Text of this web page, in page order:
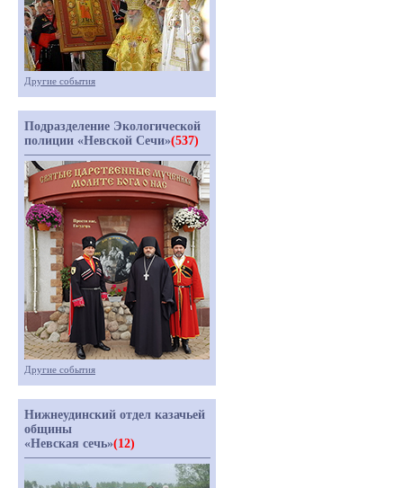
Другие события
Подразделение Экологической
полиции «Невской Сечи»(537)
Другие события
Нижнеудинский отдел казачьей
общины
«Невская сечь»(12)